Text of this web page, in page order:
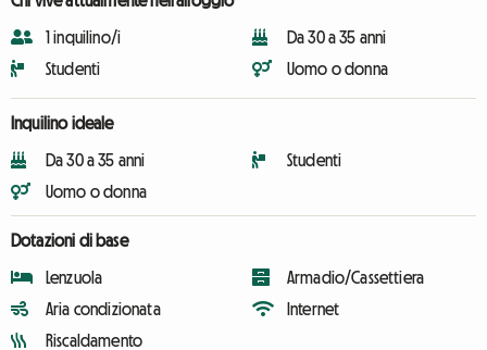
1 inquilino/i
Studenti
Da 30 a 35 anni
Uomo o donna
Inquilino ideale
Da 30 a 35 anni
Uomo o donna
Studenti
Dotazioni di base
Lenzuola
Aria condizionata
Riscaldamento
Armadio/Cassettiera
Internet